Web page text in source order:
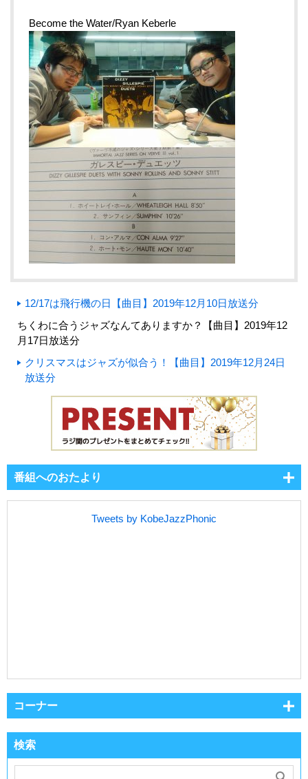
Become the Water/Ryan Keberle
12/17は飛行機の日【曲目】2019年12月10日放送分
ちくわに合うジャズなんてありますか？【曲目】2019年12
月17日放送分
クリスマスはジャズが似合う！【曲目】2019年12月24日
放送分
番組へのおたより
Tweets by KobeJazzPhonic
コーナー
検索